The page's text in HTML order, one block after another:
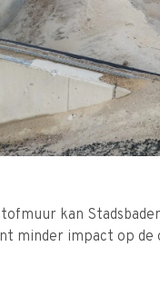
kan
minder impact op de